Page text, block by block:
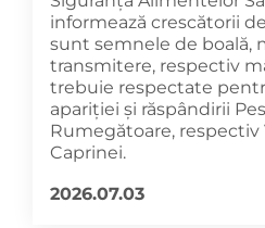
informează crescătorii
sunt semnele de boală,
transmitere, respectiv
trebuie respectate
apariției și răspândirii
Rumegătoare, respectiv
Caprinei.
2026.07.03